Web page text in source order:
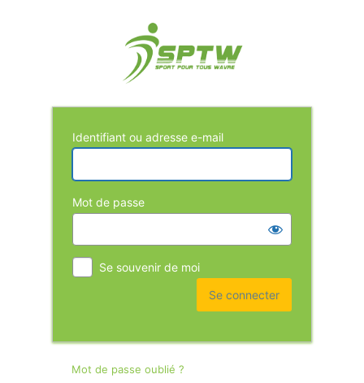
Identifiant ou adresse e-mail
Mot de passe
Se souvenir de moi
Mot de passe oublié ?